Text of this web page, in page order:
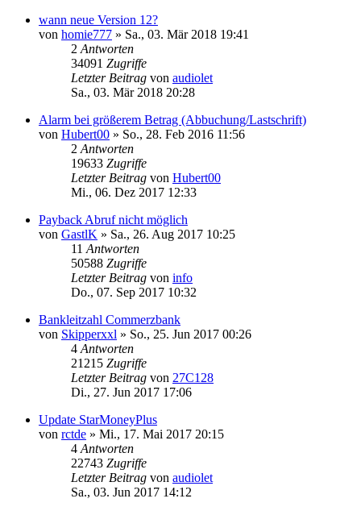
wann neue Version 12?
von homie777 » Sa., 03. Mär 2018 19:41
2 Antworten
34091 Zugriffe
Letzter Beitrag von audiolet
Sa., 03. Mär 2018 20:28
Alarm bei größerem Betrag (Abbuchung/Lastschrift)
von Hubert00 » So., 28. Feb 2016 11:56
2 Antworten
19633 Zugriffe
Letzter Beitrag von Hubert00
Mi., 06. Dez 2017 12:33
Payback Abruf nicht möglich
von GastlK » Sa., 26. Aug 2017 10:25
11 Antworten
50588 Zugriffe
Letzter Beitrag von info
Do., 07. Sep 2017 10:32
Bankleitzahl Commerzbank
von Skipperxxl » So., 25. Jun 2017 00:26
4 Antworten
21215 Zugriffe
Letzter Beitrag von 27C128
Di., 27. Jun 2017 17:06
Update StarMoneyPlus
von rctde » Mi., 17. Mai 2017 20:15
4 Antworten
22743 Zugriffe
Letzter Beitrag von audiolet
Sa., 03. Jun 2017 14:12